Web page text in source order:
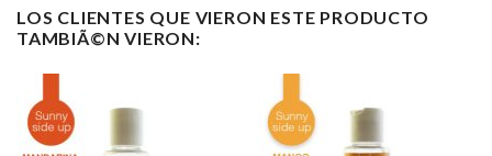
LOS CLIENTES QUE VIERON ESTE PRODUCTO
TAMBIÃ©N VIERON: